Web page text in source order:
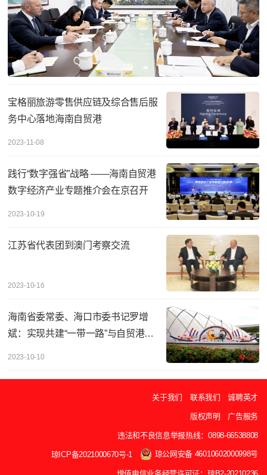
宝格丽旅游零售供应链及综合售后服
务中心落地海南自贸港
2023-11-08
践行“数字强省”战略 ——海南自贸港
数字经济产业专题推介会在京召开
2023-10-19
江苏省代表团到澳门考察交流
2023-10-16
海南省委常委、海口市委书记罗增
斌：实现共建“一带一路”与自贸港核
2023-10-10
关于我们 联系我们 诚聘英才
版权声明 广告服务
违法和不良信息举报热线：0898-66538808
琼ICP备2021000670号-1 琼公网安备 46010602000998号